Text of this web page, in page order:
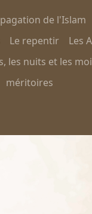
de l'Islam
Le repentir
Les
les nuits et les
méritoires